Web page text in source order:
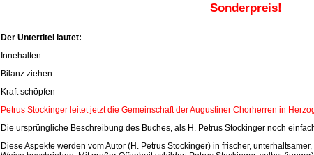
Sonderpreis!
Der Untertitel lautet:
Innehalten
Bilanz ziehen
Kraft schöpfen
Petrus Stockinger leitet jetzt die Gemeinschaft der Augustiner Chorherren in
Die ursprüngliche Beschreibung des Buches, als H. Petrus Stockinger noch
Diese Aspekte werden vom Autor (H. Petrus Stockinger) in frischer,